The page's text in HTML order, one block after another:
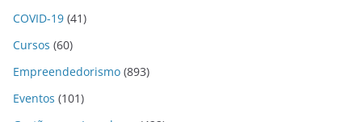
COVID-19 (41)
Cursos (60)
Empreendedorismo (893)
Eventos (101)